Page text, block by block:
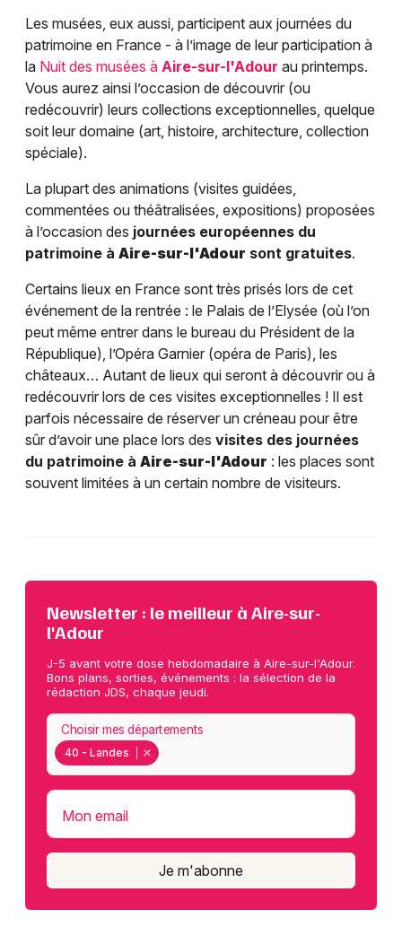
Les musées, eux aussi, participent aux journées du
patrimoine en France - à l’image de leur participation à
la Nuit des musées à Aire-sur-l'Adour au printemps.
Vous aurez ainsi l’occasion de découvrir (ou
redécouvrir) leurs collections exceptionnelles, quelque
soit leur domaine (art, histoire, architecture, collection
spéciale).
La plupart des animations (visites guidées,
commentées ou théâtralisées, expositions) proposées
à l’occasion des journées européennes du
patrimoine à Aire-sur-l'Adour sont gratuites.
Certains lieux en France sont très prisés lors de cet
événement de la rentrée : le Palais de l’Elysée (où l’on
peut même entrer dans le bureau du Président de la
République), l’Opéra Garnier (opéra de Paris), les
châteaux… Autant de lieux qui seront à découvrir ou à
redécouvrir lors de ces visites exceptionnelles ! Il est
parfois nécessaire de réserver un créneau pour être
sûr d’avoir une place lors des visites des journées
du patrimoine à Aire-sur-l'Adour : les places sont
souvent limitées à un certain nombre de visiteurs.
Newsletter : le meilleur à Aire-sur-
l'Adour
J-5 avant votre dose hebdomadaire à Aire-sur-l'Adour.
Bons plans, sorties, événements : la sélection de la
rédaction JDS, chaque jeudi.
40 - Landes
Choisir mes départements
Mon email
Je m'abonne